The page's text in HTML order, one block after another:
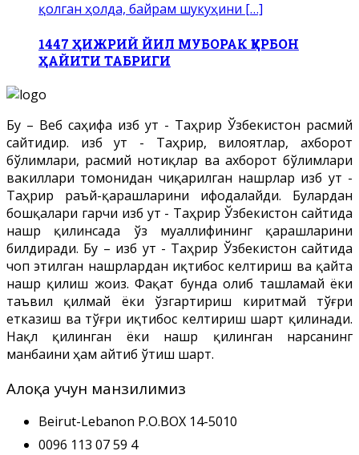
қолган ҳолда, байрам шукуҳини […]
1447 ҲИЖРИЙ ЙИЛ МУБОРАК ҚУРБОН
ҲАЙИТИ ТАБРИГИ
Бу – Веб саҳифа Ҳизб ут - Таҳрир Ўзбекистон расмий
сайтидир. Ҳизб ут - Таҳрир, вилоятлар, ахборот
бўлимлари, расмий нотиқлар ва ахборот бўлимлари
вакиллари томонидан чиқарилган нашрлар Ҳизб ут -
Таҳрир раъй-қарашларини ифодалайди. Булардан
бошқалари гарчи Ҳизб ут - Таҳрир Ўзбекистон сайтида
нашр қилинсада ўз муаллифининг қарашларини
билдиради. Бу – Ҳизб ут - Таҳрир Ўзбекистон сайтида
чоп этилган нашрлардан иқтибос келтириш ва қайта
нашр қилиш жоиз. Фақат бунда олиб ташламай ёки
таъвил қилмай ёки ўзгартириш киритмай тўғри
етказиш ва тўғри иқтибос келтириш шарт қилинади.
Нақл қилинган ёки нашр қилинган нарсанинг
манбаини ҳам айтиб ўтиш шарт.
Алоқа учун манзилимиз
Beirut-Lebanon P.O.BOX 14-5010
0096 113 07 59 4